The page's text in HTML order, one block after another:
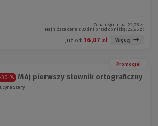
Cena regularna: 22,95 zł
Najniższa cena z 30 dni przed obniżką: 22,95 zł
Już od: 16,07 zł Więcej
Promocja!
30 % Mój pierwszy słownik ortograficzny
Szary